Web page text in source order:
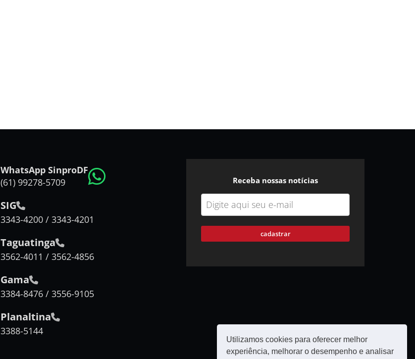
Utilizamos cookies para oferecer melhor
experiência, melhorar o desempenho e analisar
WhatsApp SinproDF
(61) 99278-5709
SIG
3343-4200 / 3343-4201
Taguatinga
3562-4011 / 3562-4856
Gama
3384-8476 / 3556-9105
Planaltina
3388-5144
Receba nossas notícias
cadastrar